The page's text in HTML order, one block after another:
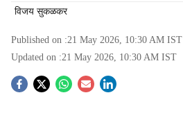
विजय सुकळकर
Published on :21 May 2026, 10:30 AM IST
Updated on :21 May 2026, 10:30 AM IST
S